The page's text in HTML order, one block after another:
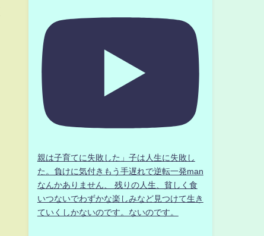
親は子育てに失敗した」子は人生に失敗し
た。負けに気付きもう手遅れで逆転一発man
なんかありません、 残りの人生、貧しく食
いつないでわずかな楽しみなど見つけて生き
ていくしかないのです。ないのです。